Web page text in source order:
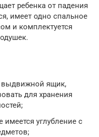
ребенка от падения
имеет одно спальное
и комплектуется
выдвижной ящик,
для хранения
углубление с